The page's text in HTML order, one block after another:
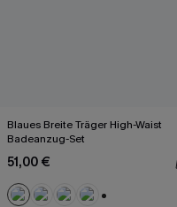
Blaues Breite Träger High-Waist
Badeanzug-Set
51,00 €